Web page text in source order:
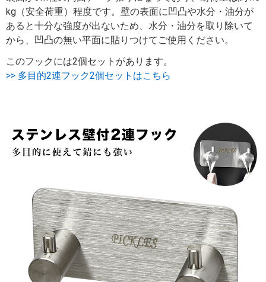
kg（安全荷重）程度です。壁の表面に凹凸や水分・油分が
あると十分な強度が出ないため、水分・油分を取り除いて
から、凹凸の無い平面に貼りつけてご使用ください。
このフックには2個セットがあります。
>> 多目的2連フック2個セットはこちら